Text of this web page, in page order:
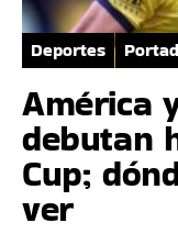
Deportes
América
debutan
Cup;
ver